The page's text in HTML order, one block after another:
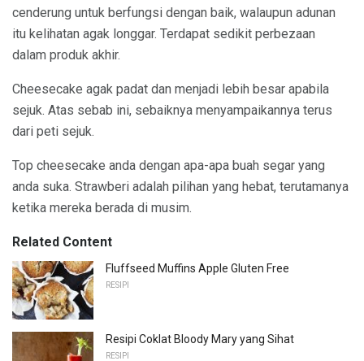
cenderung untuk berfungsi dengan baik, walaupun adunan
itu kelihatan agak longgar. Terdapat sedikit perbezaan
dalam produk akhir.
Cheesecake agak padat dan menjadi lebih besar apabila
sejuk. Atas sebab ini, sebaiknya menyampaikannya terus
dari peti sejuk.
Top cheesecake anda dengan apa-apa buah segar yang
anda suka. Strawberi adalah pilihan yang hebat, terutamanya
ketika mereka berada di musim.
Related Content
Fluffseed Muffins Apple Gluten Free
RESIPI
Resipi Coklat Bloody Mary yang Sihat
RESIPI